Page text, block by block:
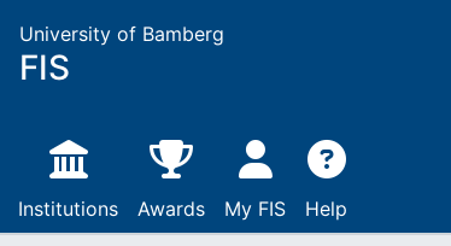
University of Bamberg
FIS
Institutions Awards My FIS Help